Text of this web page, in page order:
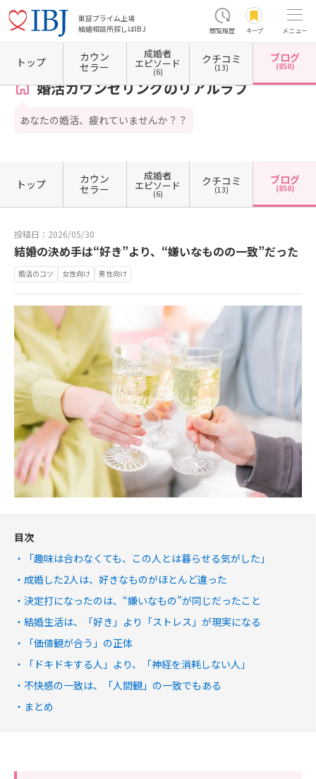
東証プライム上場
結婚相談所探しはIBJ
閲覧履歴 キープ メニュー
ホーム 東京都の結婚相談所 東京都新宿区 東京都新宿区高田馬場 婚活カウンセリン
婚活カウンセリングのリアルラブ
あなたの婚活、疲れていませんか？？
トップ カウン
セラー
成婚者
エピソード
(6)
クチコミ
(13)
ブログ
(850)
トップ カウン
セラー
成婚者
エピソード
(6)
クチコミ
(13)
ブログ
(850)
投稿日：2026/05/30
結婚の決め手は“好き”より、“嫌いなものの一致”だった
婚活のコツ 女性向け 男性向け
目次
「趣味は合わなくても、この人とは暮らせる気がした」
成婚した2人は、好きなものがほとんど違った
決定打になったのは、“嫌いなもの”が同じだったこと
結婚生活は、「好き」より「ストレス」が現実になる
「価値観が合う」の正体
「ドキドキする人」より、「神経を消耗しない人」
不快感の一致は、「人間観」の一致でもある
まとめ